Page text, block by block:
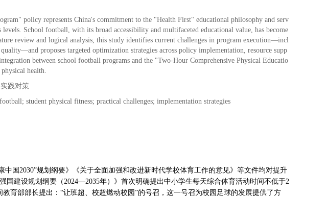
policy represents China's commitment to the "Health First" educational philosophy and serv
School football, with its broad accessibility and multifaceted educational value, has become
review and logical analysis, this study identifies current challenges in program execution—incl
proposes targeted optimization strategies across policy implementation, resource supp
between school football programs and the "Two-Hour Comprehensive Physical Educatio
health.
践对策
student physical fitness; practical challenges; implementation strategies
中国2030”规划纲要》《关于全面加强和改进新时代学校体育工作的意见》等文件均对提升
国建设规划纲要（2024—2035年）》首次明确提出中小学生每天综合体育活动时间不低于2
育部部长提出：“让班超、校超燃动校园”的号召，这一号召为校园足球的发展提供了方